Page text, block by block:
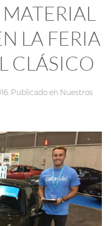
LA FERIA
CLÁSICO
. Publicado en Nuestros